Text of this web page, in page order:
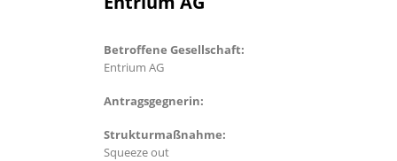
Betroffene Gesellschaft:
Entrium AG
Antragsgegnerin:
Strukturmaßnahme:
Squeeze out